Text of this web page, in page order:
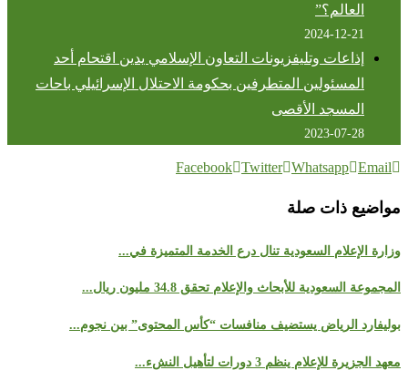
العالم؟”
2024-12-21
إذاعات وتليفزيونات التعاون الإسلامي يدين اقتحام أحد
المسئولين المتطرفين بحكومة الاحتلال الإسرائيلي باحات
المسجد الأقصى
2023-07-28
Facebook Twitter Whatsapp Email
مواضيع ذات صلة
وزارة الإعلام السعودية تنال درع الخدمة المتميزة في...
المجموعة السعودية للأبحاث والإعلام تحقق 34.8 مليون ريال...
بوليفارد الرياض يستضيف منافسات “كأس المحتوى” بين نجوم...
معهد الجزيرة للإعلام ينظم 3 دورات لتأهيل النشء...